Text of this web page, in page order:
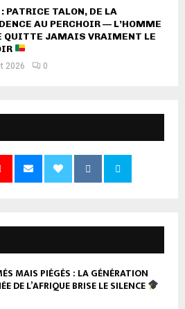
PATRICE TALON, DE LA
AU PERCHOIR — L’HOMME
QUITTE JAMAIS VRAIMENT LE
2026 0
MAIS PIÉGÉS : LA GÉNÉRATION
DE L’AFRIQUE BRISE LE SILENCE